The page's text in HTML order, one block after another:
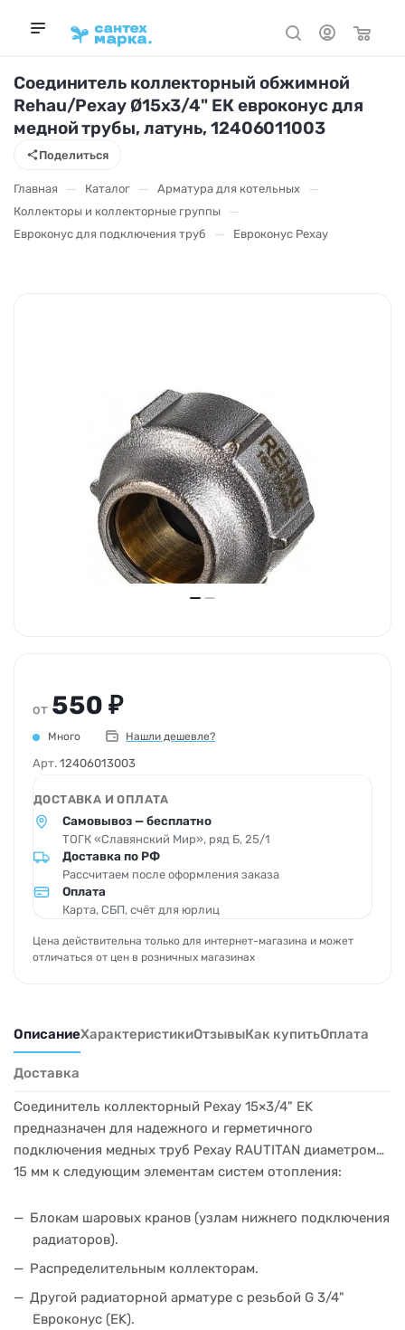
Поделиться
Соединитель коллекторный обжимной
Rehau/Рехау Ø15х3/4" ЕК евроконус для
медной трубы, латунь, 12406011003
Главная — Каталог — Арматура для котельных —
Коллекторы и коллекторные группы —
Евроконус для подключения труб — Евроконус Рехау
от 550 ₽
Много Нашли дешевле?
Арт. 12406013003
ДОСТАВКА И ОПЛАТА
Самовывоз — бесплатно
ТОГК «Славянский Мир», ряд Б, 25/1
Доставка по РФ
Рассчитаем после оформления заказа
Оплата
Карта, СБП, счёт для юрлиц
Цена действительна только для интернет-магазина и может
отличаться от цен в розничных магазинах
ОписаниеХарактеристикиОтзывыКак купитьОплата
Доставка
Соединитель коллекторный Рехау 15×3/4" EK
предназначен для надежного и герметичного
подключения медных труб Рехау RAUTITAN диаметром
15 мм к следующим элементам систем отопления:
Блокам шаровых кранов (узлам нижнего подключения
радиаторов).
Распределительным коллекторам.
Другой радиаторной арматуре с резьбой G 3/4"
Евроконус (EK).